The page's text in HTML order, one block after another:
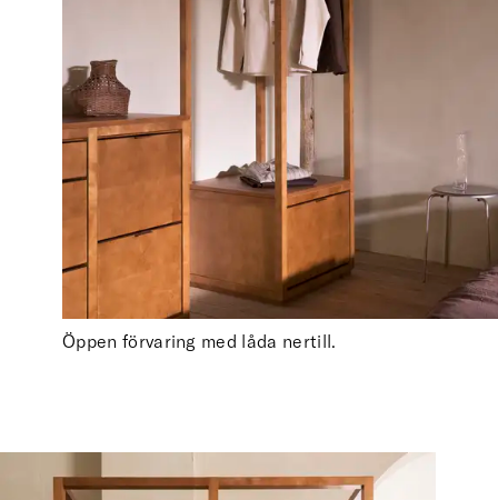
Öppen förvaring med låda nertill.